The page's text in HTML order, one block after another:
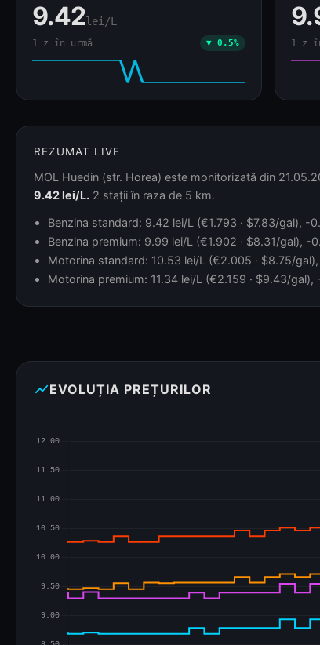
9.42lei/L
1 z în urmă ▼ 0.5% 1 z
REZUMAT LIVE
MOL Huedin (str. Horea) este monitorizată din
9.42 lei/L. 2 stații în raza de 5 km.
Benzina standard: 9.42 lei/L (€1.793 · $7.83/gal), -
Benzina premium: 9.99 lei/L (€1.902 · $8.31/gal),
Motorina standard: 10.53 lei/L (€2.005 · $8.75/
Motorina premium: 11.34 lei/L (€2.159 · $9.43/
show_chartEVOLUȚIA PREȚURILOR